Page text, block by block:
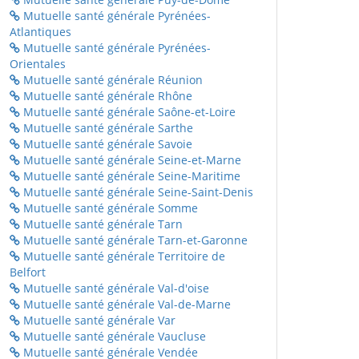
Mutuelle santé générale Pyrénées-
Atlantiques
Mutuelle santé générale Pyrénées-
Orientales
Mutuelle santé générale Réunion
Mutuelle santé générale Rhône
Mutuelle santé générale Saône-et-Loire
Mutuelle santé générale Sarthe
Mutuelle santé générale Savoie
Mutuelle santé générale Seine-et-Marne
Mutuelle santé générale Seine-Maritime
Mutuelle santé générale Seine-Saint-Denis
Mutuelle santé générale Somme
Mutuelle santé générale Tarn
Mutuelle santé générale Tarn-et-Garonne
Mutuelle santé générale Territoire de
Belfort
Mutuelle santé générale Val-d'oise
Mutuelle santé générale Val-de-Marne
Mutuelle santé générale Var
Mutuelle santé générale Vaucluse
Mutuelle santé générale Vendée